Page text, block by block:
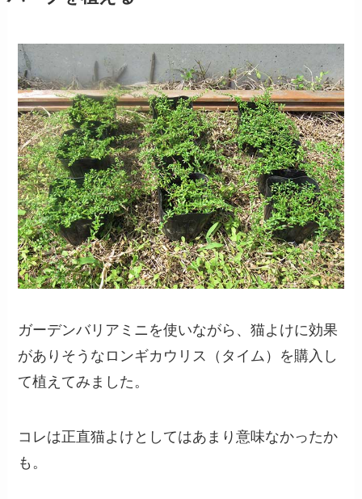
ガーデンバリアミニを使いながら、猫よけに効果
がありそうなロンギカウリス（タイム）を購入し
て植えてみました。
コレは正直猫よけとしてはあまり意味なかったか
も。